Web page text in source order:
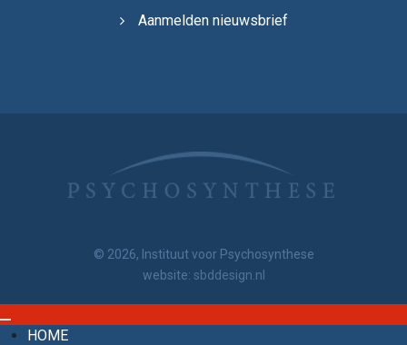
Aanmelden nieuwsbrief
© 2026, Instituut voor Psychosynthese
website: sbddesign.nl
HOME